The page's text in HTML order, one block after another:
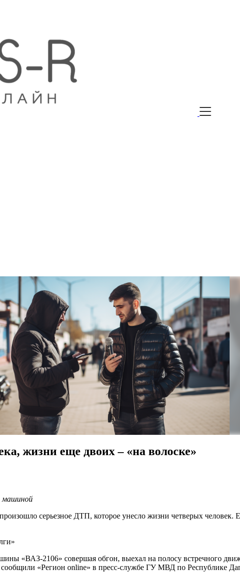
жизни еще двоих – «на волоске»
машиной
серьезное ДТП, которое унесло жизни четверых человек.
«ВАЗ-2106» совершая обгон, выехал на полосу встречного
«Регион online» в пресс-службе ГУ МВД по Республике